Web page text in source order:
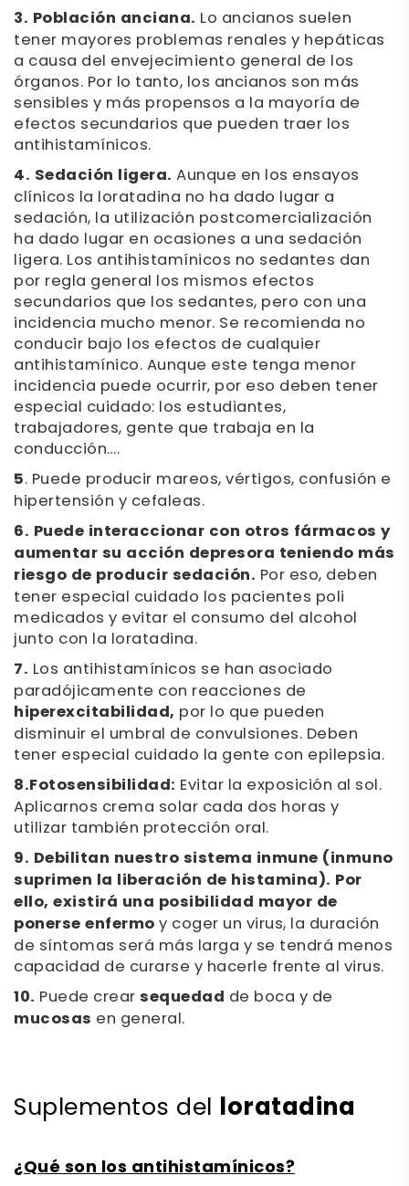
3. Población anciana. Lo ancianos suelen
tener mayores problemas renales y hepáticas
a causa del envejecimiento general de los
órganos. Por lo tanto, los ancianos son más
sensibles y más propensos a la mayoría de
efectos secundarios que pueden traer los
antihistamínicos.
4. Sedación ligera. Aunque en los ensayos
clínicos la loratadina no ha dado lugar a
sedación, la utilización postcomercialización
ha dado lugar en ocasiones a una sedación
ligera. Los antihistamínicos no sedantes dan
por regla general los mismos efectos
secundarios que los sedantes, pero con una
incidencia mucho menor. Se recomienda no
conducir bajo los efectos de cualquier
antihistamínico. Aunque este tenga menor
incidencia puede ocurrir, por eso deben tener
especial cuidado: los estudiantes,
trabajadores, gente que trabaja en la
conducción….
5. Puede producir mareos, vértigos, confusión e
hipertensión y cefaleas.
6. Puede interaccionar con otros fármacos y
aumentar su acción depresora teniendo más
riesgo de producir sedación. Por eso, deben
tener especial cuidado los pacientes poli
medicados y evitar el consumo del alcohol
junto con la loratadina.
7. Los antihistamínicos se han asociado
paradójicamente con reacciones de
hiperexcitabilidad, por lo que pueden
disminuir el umbral de convulsiones. Deben
tener especial cuidado la gente con epilepsia.
8.Fotosensibilidad: Evitar la exposición al sol.
Aplicarnos crema solar cada dos horas y
utilizar también protección oral.
9. Debilitan nuestro sistema inmune (inmuno
suprimen la liberación de histamina). Por
ello, existirá una posibilidad mayor de
ponerse enfermoy coger un virus, la duración
de síntomas será más larga y se tendrá menos
capacidad de curarse y hacerle frente al virus.
10. Puede crearsequedad de boca y de
mucosas en general.
Suplementos del loratadina
¿Qué son los antihistamínicos?